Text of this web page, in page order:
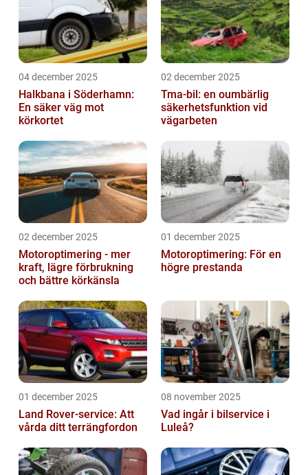
04 december 2025
Halkbana i Söderhamn:
En säker väg mot
körkortet
02 december 2025
Tma-bil: en oumbärlig
säkerhetsfunktion vid
vägarbeten
02 december 2025
Motoroptimering - mer
kraft, lägre förbrukning
och bättre körkänsla
01 december 2025
Motoroptimering: För en
högre prestanda
01 december 2025
Land Rover-service: Att
vårda ditt terrängfordon
08 november 2025
Vad ingår i bilservice i
Luleå?